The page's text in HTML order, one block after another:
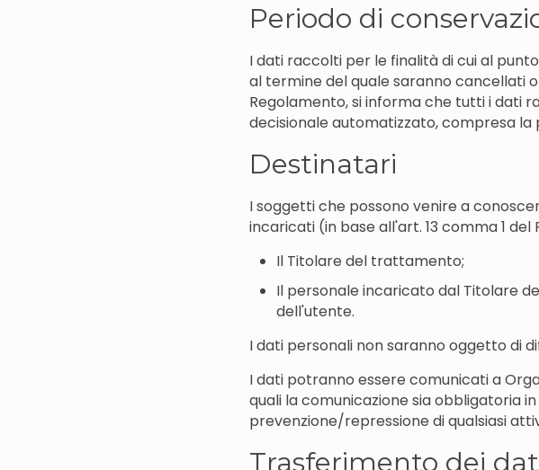
Periodo di
I dati raccolti per le finalità di cui al
al termine del quale saranno cancellati
Regolamento, si informa che tutti i dati
decisionale automatizzato, compresa la
Destinatari
I soggetti che possono venire a
incaricati (in base all'art. 13 comma 1 del
Il Titolare del trattamento;
Il personale incaricato dal Titolare
dell'utente.
I dati personali non saranno oggetto di
I dati potranno essere comunicati a
quali la comunicazione sia obbligatoria
prevenzione/repressione di qualsiasi
Trasferimento dei